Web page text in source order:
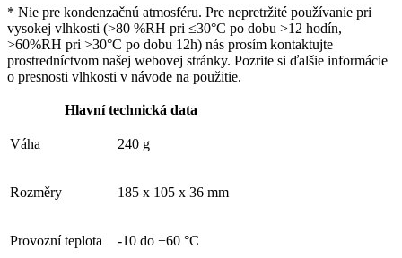
* Nie pre kondenzačnú atmosféru. Pre nepretržité používanie pri
vysokej vlhkosti (>80 %RH pri ≤30°C po dobu >12 hodín,
>60%RH pri >30°C po dobu 12h) nás prosím kontaktujte
prostredníctvom našej webovej stránky. Pozrite si ďalšie informácie
o presnosti vlhkosti v návode na použitie.
Hlavní technická data
Váha 240 g
Rozměry 185 x 105 x 36 mm
Provozní teplota -10 do +60 °C